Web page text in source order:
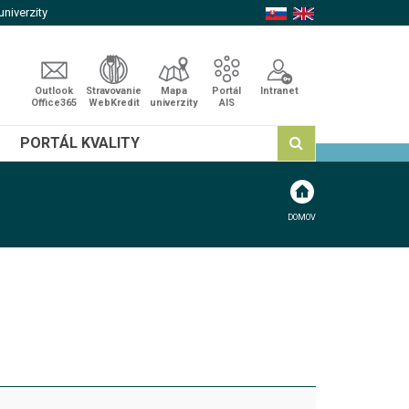
Outlook
Office365
Stravovanie
WebKredit
Mapa
univerzity
Portál
AIS
Intranet
PORTÁL KVALITY
DOMOV